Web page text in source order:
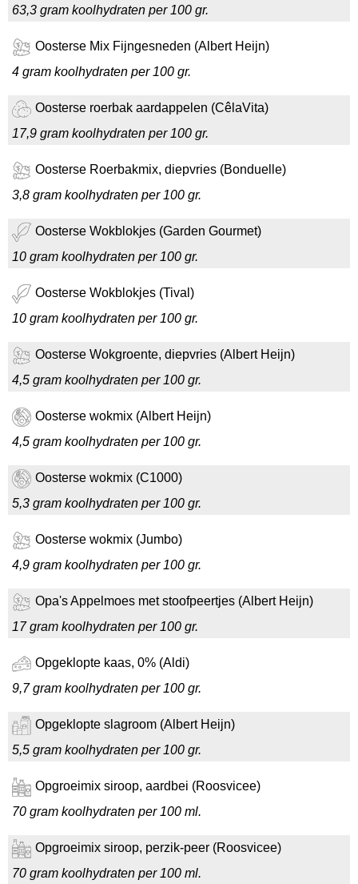
63,3 gram koolhydraten per 100 gr.
Oosterse Mix Fijngesneden (Albert Heijn)
4 gram koolhydraten per 100 gr.
Oosterse roerbak aardappelen (CêlaVita)
17,9 gram koolhydraten per 100 gr.
Oosterse Roerbakmix, diepvries (Bonduelle)
3,8 gram koolhydraten per 100 gr.
Oosterse Wokblokjes (Garden Gourmet)
10 gram koolhydraten per 100 gr.
Oosterse Wokblokjes (Tival)
10 gram koolhydraten per 100 gr.
Oosterse Wokgroente, diepvries (Albert Heijn)
4,5 gram koolhydraten per 100 gr.
Oosterse wokmix (Albert Heijn)
4,5 gram koolhydraten per 100 gr.
Oosterse wokmix (C1000)
5,3 gram koolhydraten per 100 gr.
Oosterse wokmix (Jumbo)
4,9 gram koolhydraten per 100 gr.
Opa's Appelmoes met stoofpeertjes (Albert Heijn)
17 gram koolhydraten per 100 gr.
Opgeklopte kaas, 0% (Aldi)
9,7 gram koolhydraten per 100 gr.
Opgeklopte slagroom (Albert Heijn)
5,5 gram koolhydraten per 100 gr.
Opgroeimix siroop, aardbei (Roosvicee)
70 gram koolhydraten per 100 ml.
Opgroeimix siroop, perzik-peer (Roosvicee)
70 gram koolhydraten per 100 ml.